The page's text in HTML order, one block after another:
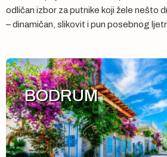
odličan izbor za putnike koji žele nešto
– dinamičan, slikovit i pun posebnog
BODRUM